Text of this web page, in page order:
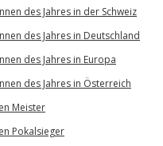
des Jahres in der Schweiz
des Jahres in Deutschland
des Jahres in Europa
des Jahres in Österreich
Meister
Pokalsieger